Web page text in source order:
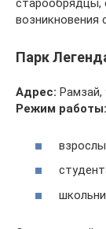
старообрядцы,
возникновения
Парк
Адрес: Рамзай,
Режим работы: